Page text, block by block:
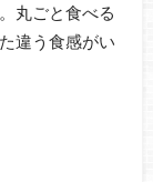
丸ごと食べる
違う食感がい